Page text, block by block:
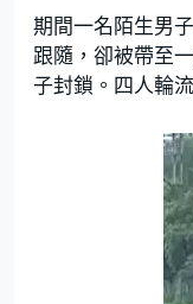
期間一名陌生男
跟隨，卻被帶至
子封鎖。四人輪